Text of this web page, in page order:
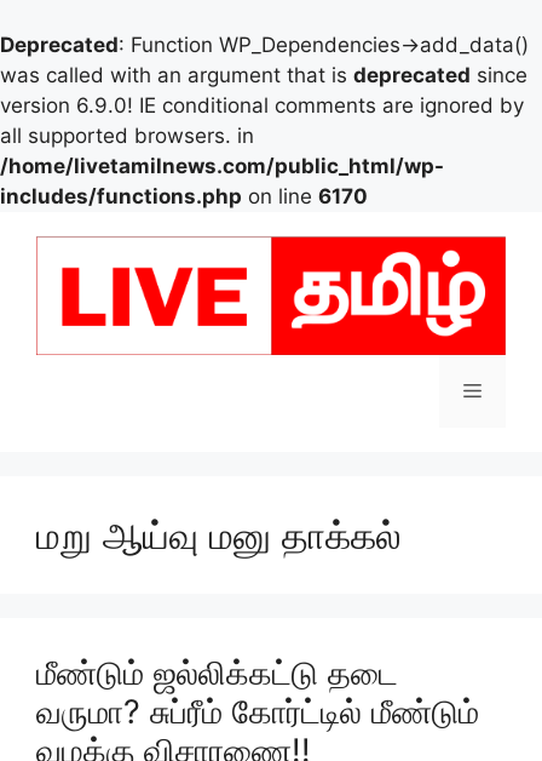
Deprecated: Function WP_Dependencies->add_data()
was called with an argument that is deprecated since
version 6.9.0! IE conditional comments are ignored by
all supported browsers. in
/home/livetamilnews.com/public_html/wp-
includes/functions.php on line 6170
Menu
மறு ஆய்வு மனு தாக்கல்
மீண்டும் ஜல்லிக்கட்டு தடை
வருமா? சுப்ரீம் கோர்ட்டில் மீண்டும்
வழக்கு விசாரணை!!